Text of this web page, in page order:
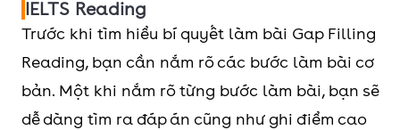
IELTS Reading
Trước khi tìm hiểu bí quyết làm bài Gap Filling
Reading, bạn cần nắm rõ các bước làm bài cơ
bản. Một khi nắm rõ từng bước làm bài, bạn sẽ
dễ dàng tìm ra đáp án cũng như ghi điểm cao